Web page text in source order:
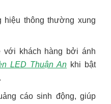
hiệu thông thường xung
với khách hàng bởi ánh
LED Thuận Ankhi bật
cáo sinh động, giúp